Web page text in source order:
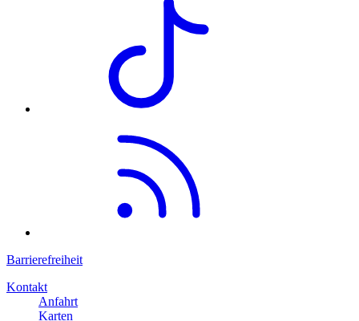
Barrierefreiheit
Kontakt
Anfahrt
Karten